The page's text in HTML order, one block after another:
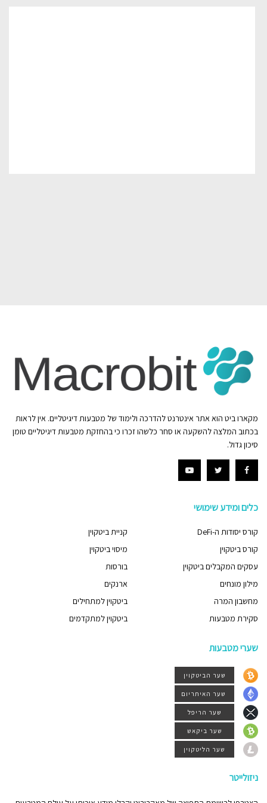
מקארו ביט הוא אתר אינטרנט להדרכה ולימוד של מטבעות דיגיטליים. אין לראות
בכתוב המלצה להשקעה או סחר כלשהו זכרו כי בהחזקת מטבעות דיגיטליים טומן
סיכון גדול.
כלים ומידע שימושי
קורס יסודות ה-DeFi
קורס ביטקוין
עסקים המקבלים ביטקוין
מילון מונחים
מחשבון המרה
סקירת מטבעות
קניית ביטקוין
מיסוי ביטקוין
בורסות
ארנקים
ביטקוין למתחילים
ביטקוין למתקדמים
שערי מטבעות
שער הביטקוין
שער האיתריום
שער הריפל
שער ביקאש
שער הליטקוין
ניזולייטר